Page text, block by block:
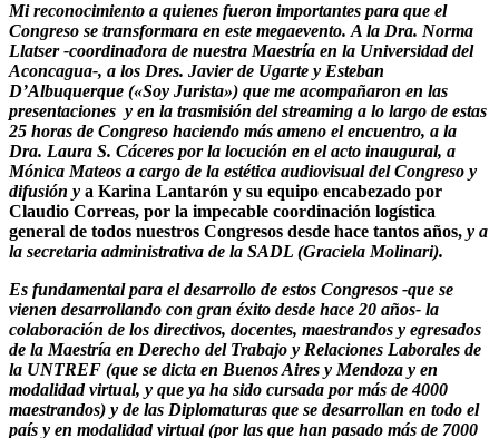
Mi reconocimiento a quienes fueron importantes para que el
Congreso se transformara en este megaevento. A la Dra. Norma
Llatser -coordinadora de nuestra Maestría en la Universidad del
Aconcagua-, a los Dres. Javier de Ugarte y Esteban
D’Albuquerque («Soy Jurista») que me acompañaron en las
presentaciones y en la trasmisión del streaming a lo largo de estas
25 horas de Congreso haciendo más ameno el encuentro, a la
Dra. Laura S. Cáceres por la locución en el acto inaugural, a
Mónica Mateos a cargo de la estética audiovisual del Congreso y
difusión y a Karina Lantarón y su equipo encabezado por
Claudio Correas, por la impecable coordinación logística
general de todos nuestros Congresos desde hace tantos años, y a
la secretaria administrativa de la SADL (Graciela Molinari).
Es fundamental para el desarrollo de estos Congresos -que se
vienen desarrollando con gran éxito desde hace 20 años- la
colaboración de los directivos, docentes, maestrandos y egresados
de la Maestría en Derecho del Trabajo y Relaciones Laborales de
la UNTREF (que se dicta en Buenos Aires y Mendoza y en
modalidad virtual, y que ya ha sido cursada por más de 4000
maestrandos) y de las Diplomaturas que se desarrollan en todo el
país y en modalidad virtual (por las que han pasado más de 7000